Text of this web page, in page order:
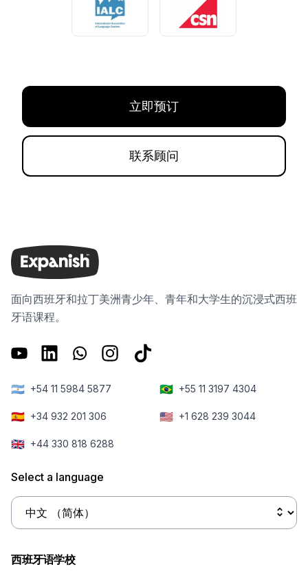
立即预订
联系顾问
面向西班牙和拉丁美洲青少年、青年和大学生的沉浸式西班
牙语课程。
🇦🇷 +54 11 5984 5877 🇧🇷 +55 11 3197 4304
🇪🇸 +34 932 201 306 🇺🇸 +1 628 239 3044
🇬🇧 +44 330 818 6288
Select a language
西班牙语学校